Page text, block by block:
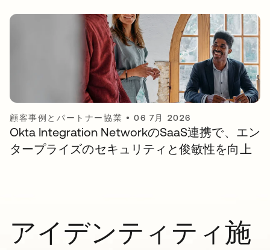
顧客事例とパートナー協業 •06 7月 2026
Okta Integration NetworkのSaaS連携で、エン
タープライズのセキュリティと俊敏性を向上
アイデンティティ施